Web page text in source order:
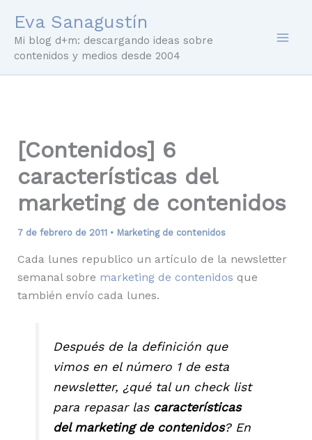
contenido
Eva Sanagustín
Mi blog d+m: descargando ideas sobre
contenidos y medios desde 2004
[Contenidos] 6
características del
marketing de contenidos
7 de febrero de 2011 • Marketing de contenidos
Cada lunes republico un artículo de la newsletter
semanal sobre marketing de contenidos que
también envío cada lunes.
Después de la definición que
vimos en el número 1 de esta
newsletter, ¿qué tal un check list
para repasar las características
del marketing de contenidos? En